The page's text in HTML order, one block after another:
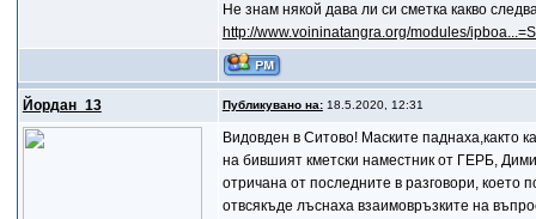
Не знам някой дава ли си сметка какво
http://www.voininatangra.org/modules/
Йордан_13 Публикувано на:18.5.2020, 12:31
Видовден в Ситово! Маските паднаха,както
на бившият кметски наместник от ГЕРБ,
отричана от последните в разговори,
отвсякъде лъснаха взаимовръзките на